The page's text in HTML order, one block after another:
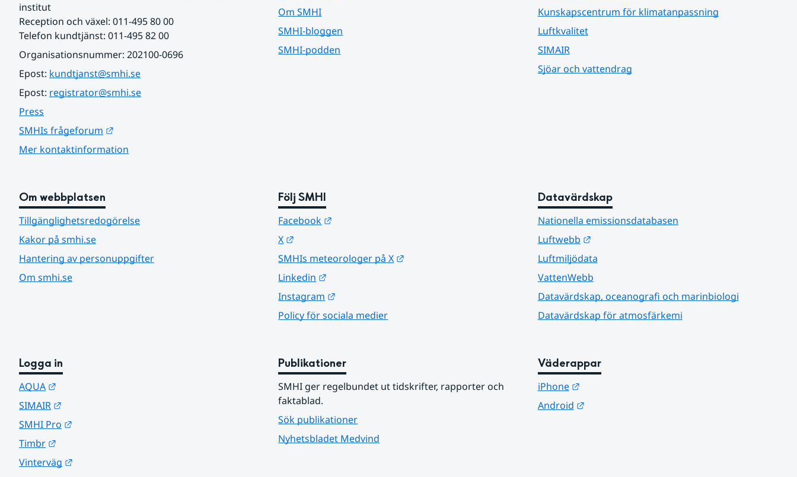
institut
Reception och växel: 011-495 80 00
Telefon kundtjänst: 011-495 82 00
Organisationsnummer: 202100-0696
Epost: kundtjanst@smhi.se
Epost: registrator@smhi.se
Press
SMHIs frågeforum
Mer kontaktinformation
Om SMHI
SMHI-bloggen
SMHI-podden
Kunskapscentrum för klimatanpassning
Luftkvalitet
SIMAIR
Sjöar och vattendrag
Om webbplatsen
Tillgänglighetsredogörelse
Kakor på smhi.se
Hantering av personuppgifter
Om smhi.se
Följ SMHI
Facebook
X
SMHIs meteorologer på X
Linkedin
Instagram
Policy för sociala medier
Datavärdskap
Nationella emissionsdatabasen
Luftwebb
Länk till annan webbplats.
Luftmiljödata
VattenWebb
Datavärdskap, oceanografi och marinbiologi
Datavärdskap för atmosfärkemi
Logga in
AQUA
SIMAIR
SMHI Pro
Timbr
Vinterväg
Publikationer
SMHI ger regelbundet ut tidskrifter, rapporter och
faktablad.
Sök publikationer
Nyhetsbladet Medvind
Väderappar
iPhone
Länk till annan webbplats.
Android
Länk till annan webbplats.